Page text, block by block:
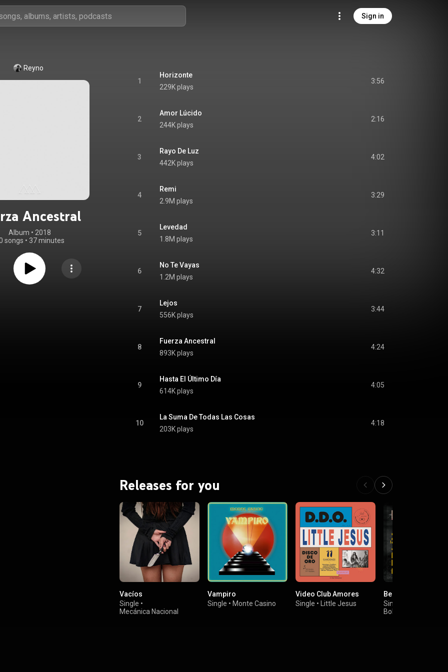
Sign in
Reyno
Ancestral
Album • 2018
songs • 37 minutes
1
Horizonte
229K plays
3:56
2
Amor Lúcido
244K plays
2:16
3
Rayo De Luz
442K plays
4:02
4
Remi
2.9M plays
3:29
5
Levedad
1.8M plays
3:11
6
No Te Vayas
1.2M plays
4:32
7
Lejos
556K plays
3:44
8
Fuerza Ancestral
893K plays
4:24
9
Hasta El Último Día
614K plays
4:05
10
La Suma De Todas Las Cosas
203K plays
4:18
Releases for you
Vacíos
Single •
Mecánica Nacional
Vampiro
Single • Monte Casino
Video Club Amores
Single • Little Jesus
Berlín
Single
Bohemios del Metro